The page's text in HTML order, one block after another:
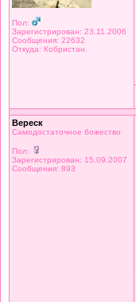
Пол:
Зарегистрирован: 23.11.2006
Сообщения: 22632
Откуда: Кобристан.
Вереск
Самодостаточное божество
Пол:
Зарегистрирован: 15.09.2007
Сообщения: 893